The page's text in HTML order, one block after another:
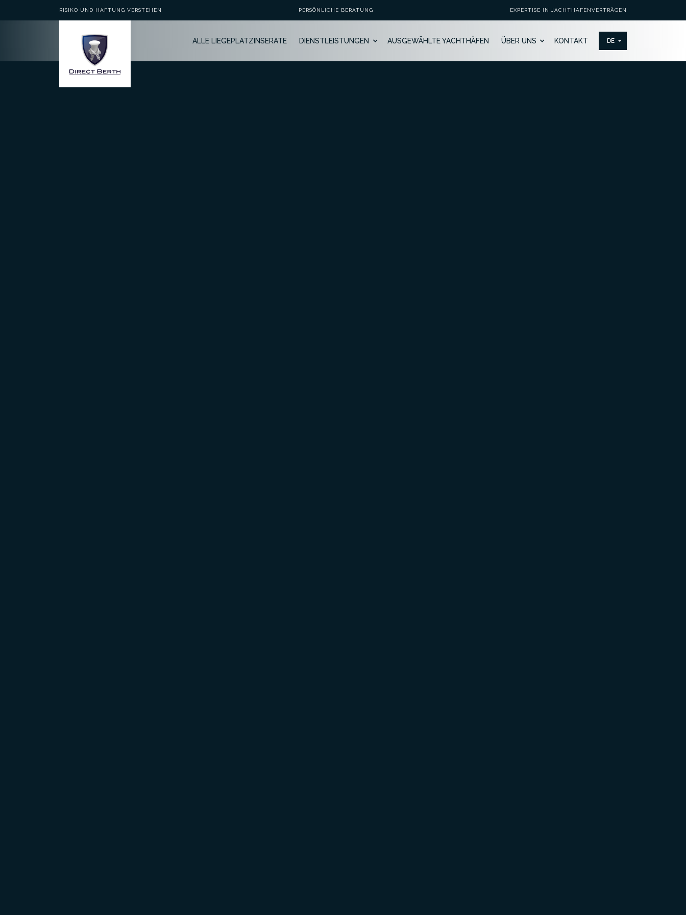
RISIKO UND HAFTUNG VERSTEHEN PERSÖNLICHE BERATUNG EXPERTISE IN JACHTHAFENVERTRÄGEN
ALLE LIEGEPLATZINSERATE DIENSTLEISTUNGEN AUSGEWÄHLTE YACHTHÄFEN ÜBER UNS KONTAKT